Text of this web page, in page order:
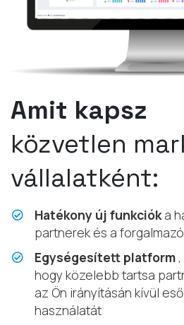
Amit kapsz
közvetlen
vállalatként:
Hatékony új funkcióka
partnerek és a
Egységesített platform
hogy közelebb tartsa
az Ön irányításán kívül
használatát